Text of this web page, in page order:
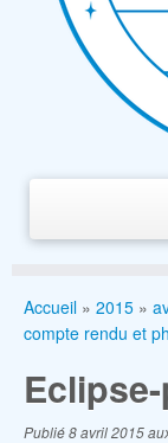
Accueil » 2015 »
compte rendu et
Publié8 avril 2015